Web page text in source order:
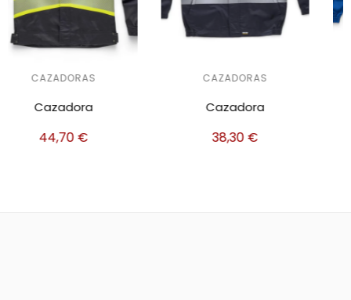
CAZADORAS
Cazadora
38,30
CAZADORAS
Cazadora
38,30